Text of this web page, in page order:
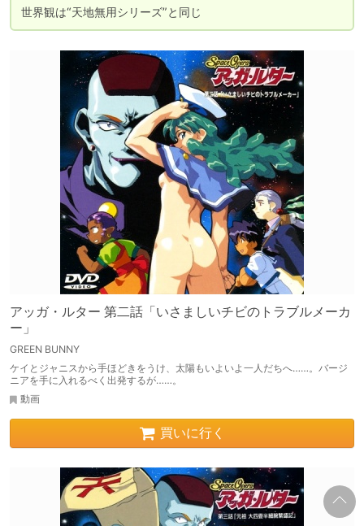
世界観は“天地無用シリーズ”と同じ
アッガ・ルター 第二話「いさましいチビのトラブルメーカ
ー」
GREEN BUNNY
ケイとジャニスから手ほどきをうけ、太陽もいよいよ一人だちへ……。バージ
ニアを手に入れるべく出発するが……。
動画
買いに行く